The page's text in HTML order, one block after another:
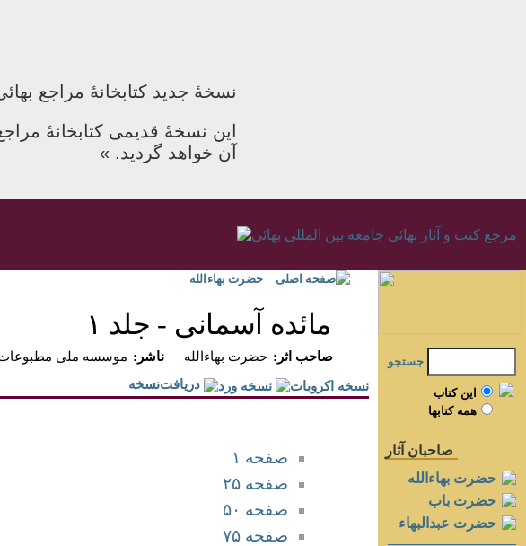
نسخۀ جدید کتابخانهٔ مراجع
این نسخۀ قدیمی کتابخانهٔ
آن خواهد گردید. »
صفحه اصلی حضرت بهاءالله
مائده آسمانى - جلد ۱
موسسه ملی مطبوعات امری :ناشر حضرت بهاءالله
:صاحب اثر
صفحه ۱
صفحه ۲۵
صفحه ۵۰
صفحه ۷۵
جستجو
اين کتاب
همه کتابها
صاحبان آثار
حضرت بهاءالله
حضرت باب
حضرت عبدالبهاء